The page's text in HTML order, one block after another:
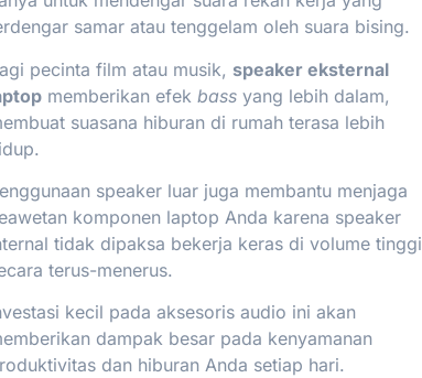
samar atau tenggelam oleh suara bising.
pecinta film atau musik, speaker eksternal
memberikan efek bassyang lebih dalam,
suasana hiburan di rumah terasa lebih
speaker luar juga membantu menjaga
komponen laptop Anda karena speaker
tidak dipaksa bekerja keras di volume tinggi
terus-menerus.
kecil pada aksesoris audio ini akan
dampak besar pada kenyamanan
dan hiburan Anda setiap hari.